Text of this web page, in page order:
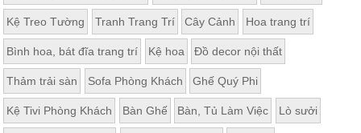
Kệ Treo Tường Tranh Trang Trí Cây Cảnh Hoa trang trí
Bình hoa, bát đĩa trang trí Kệ hoa Đồ decor nội thất
Thảm trải sàn Sofa Phòng Khách Ghế Quý Phi
Kệ Tivi Phòng Khách Bàn Ghế Bàn, Tủ Làm Việc Lò sưởi